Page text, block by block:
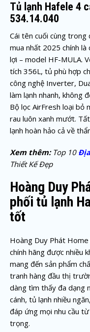
Tủ lạnh Hafele 4
534.14.040
Cái tên cuối cùng
mua nhất 2025 chính là
lợi – model HF-MULA.
tích 356L, tủ phù hợp
công nghệ Inverter,
làm lạnh nhanh, không
Bộ lọc AirFresh loại bỏ
rau luôn xanh mướt.
lạnh hoàn hảo cả về
Xem thêm:Top 10Địa
Thiết Kế Đẹp
Hoàng Duy
phối tủ lạnh
tốt
Hoàng Duy Phát
chính hãng được nhiều
mang đến sản phẩm
tranh hàng đầu thị
dàng tìm thấy đa dạng
cánh, tủ lạnh nhiều
đáp ứng mọi nhu cầu
trọng.